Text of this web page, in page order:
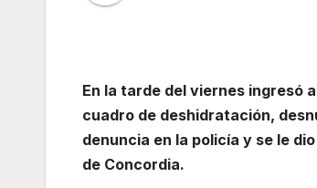
En la tarde del viernes ingresó
cuadro de deshidratación,
denuncia en la policía y se le
de Concordia.